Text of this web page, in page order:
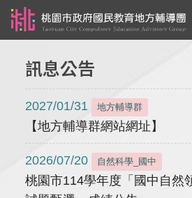
訊息公告
2027/01/31 地方輔導群
【地方輔導群網站網址】
2026/07/20 自然科學_國中
桃園市114學年度「國中自然